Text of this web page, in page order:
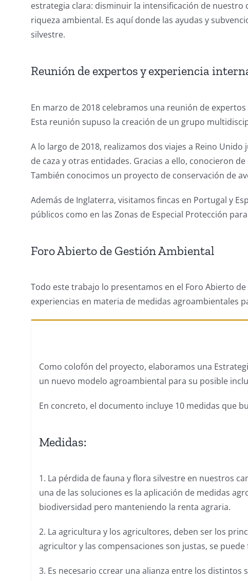
estrategia clara: disminuir la intensificación de
riqueza ambiental. Es aquí donde las ayudas y
silvestre.
Reunión de expertos y experiencia
En marzo de 2018 celebramos una reunión de
Esta reunión supuso la creación de un grupo
A lo largo de 2018, realizamos dos viajes a Reino
de caza y otras entidades. Gracias a ello, conocieron
También conocimos un proyecto de conservación de
Además de Inglaterra, visitamos fincas en Portugal y
públicos como en las Zonas de Especial Protección
Foro Abierto de Gestión Ambiental
Todo este trabajo lo presentamos en el Foro Abierto
experiencias en materia de medidas agroambientales
Como colofón del proyecto, elaboramos una
un nuevo modelo agroambiental para su posible
En concreto, el documento incluye 10 medidas que
Medidas:
1. La pérdida de fauna y flora silvestre en nuestros
una de las soluciones es la aplicación de medidas
biodiversidad pero manteniendo la renta agraria.
2. La agricultura y los agricultores, deben ser los
agricultor y las compensaciones son justas, se
3. Es necesario ccrear una alianza entre los distintos